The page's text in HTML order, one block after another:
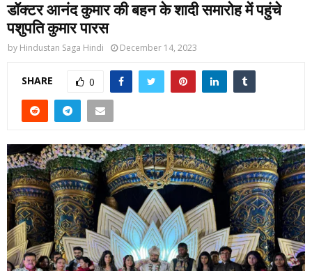
डॉक्टर आनंद कुमार की बहन के शादी समारोह में पहुंचे
पशुपति कुमार पारस
by Hindustan Saga Hindi December 14, 2023
SHARE 0